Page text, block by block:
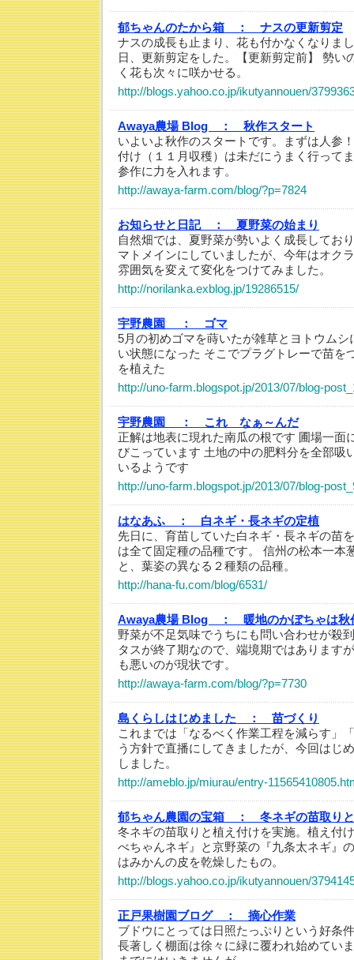
郁ちゃんのたから箱 ：
ナスの更新剪定
ナスの成長も止まり、花も付かなくなりま
日、更新剪定をした。【更新剪定前】 勢い
く花も次々に咲かせる。
http://blogs.yahoo.co.jp/ikutyannouen/
Awaya農場 Blog ：
秋作スタート
いよいよ秋作のスタートです。まずは人参
付け（１１月収穫）は未だにうまく行って
参作に力を入れます。
http://awaya-farm.com/blog/?p=7824
お知らせと日記 ：
夏野菜の始まり
自然畑では、夏野菜が勢いよく成長してお
マトメインにしていましたが、今年はオク
雰囲気を変えて変化をつけてみました。
http://norilanka.exblog.jp/19286515/
宇野農園 ：
ゴマ
5月の初めゴマを蒔いたが雑草とヨトウム
い状態になった そこでプラグトレーで苗
を植えた
http://uno-farm.blogspot.jp/2013/07/blog-
宇野農園 ：
これ なぁ～んだ
正解は地表に現れた南瓜の根です 圃場一面
びこっています 土地の中の肥料分を全部吸
いるようです
http://uno-farm.blogspot.jp/2013/07/blog-
はなあふ ：
白ネギ・長ネギの定植
先日に、育苗していた白ネギ・長ネギの苗
は全て固定種の品種です。 信州の松本一本
と、葉姿の異なる２種類の品種。
http://hana-fu.com/blog/6531/
Awaya農場 Blog ：
暖地のかぼちゃは秋
野菜が不足気味でうちにも問い合わせが殺
タスが終了期なので、端境期ではあります
も悪いのが現状です。
http://awaya-farm.com/blog/?p=7730
島くらしはじめました ：
苗づくり
これまでは「なるべく作業工程を減らす」
う方針で直播にしてきましたが、今回はじ
しました。
http://ameblo.jp/miurau/entry-
郁ちゃん農園の宝箱 ：
冬ネギの苗取り
冬ネギの苗取りと植え付けを実施。植え付
べちゃんネギ』と京野菜の『九条太ネギ』
はみかんの皮を乾燥したもの。
http://blogs.yahoo.co.jp/ikutyannouen/
正戸果樹園ブログ ：
摘心作業
ブドウにとっては日照たっぷりという好条
長著しく棚面は徐々に緑に覆われ始めてい